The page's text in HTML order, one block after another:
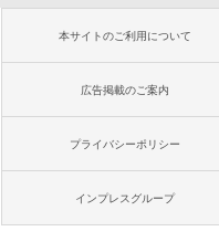
本サイトのご利用について
広告掲載のご案内
プライバシーポリシー
インプレスグループ